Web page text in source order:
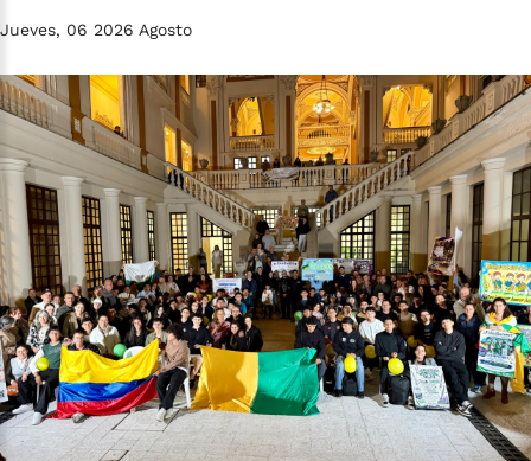
Jueves, 06 2026 Agosto